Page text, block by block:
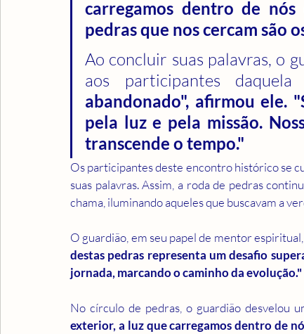
carregamos dentro de
pedras que nos cercam são
Ao concluir suas palavras, o
aos participantes
abandonado", afirmou ele.
pela luz e pela missão.
transcende o tempo."
Os participantes deste encontro histórico se
suas palavras. Assim, a roda de pedras
chama, iluminando aqueles que buscavam a
O guardião, em seu papel de mentor
destas pedras representa um desafio
jornada, marcando o caminho da evolução."
No círculo de pedras, o guardião desvelou
exterior, a luz que carregamos dentro de